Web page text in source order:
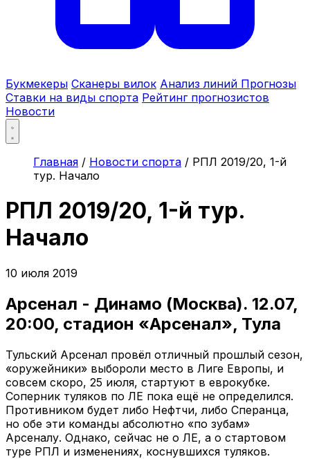
Букмекеры Сканеры вилок Анализ линий Прогнозы
Ставки на виды спорта Рейтинг прогнозистов
Новости
Главная / Новости спорта / РПЛ 2019/20, 1-й
тур. Начало
РПЛ 2019/20, 1-й тур.
Начало
10 июля 2019
Арсенал - Динамо (Москва). 12.07,
20:00, стадион «Арсенал», Тула
Тульский Арсенал провёл отличный прошлый сезон,
«оружейники» выбороли место в Лиге Европы, и
совсем скоро, 25 июля, стартуют в еврокубке.
Соперник туляков по ЛЕ пока ещё не определился.
Противником будет либо Нефтчи, либо Сперанца,
но обе эти команды абсолютно «по зубам»
Арсеналу. Однако, сейчас не о ЛЕ, а о стартовом
туре РПЛ и изменениях, коснувшихся туляков.